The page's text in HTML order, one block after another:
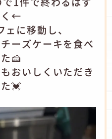
く←
に移動し、
ーズケーキを食べ
🍰
おいしくいただき
💓